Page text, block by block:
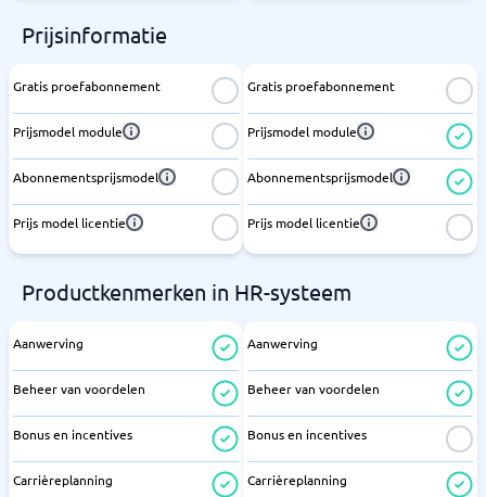
Prijsinformatie
Gratis proefabonnement
Prijsmodel module
Abonnementsprijsmodel
Prijs model licentie
Gratis proefabonnement
Prijsmodel module
Abonnementsprijsmodel
Prijs model licentie
Productkenmerken in HR-systeem
Aanwerving
Beheer van voordelen
Bonus en incentives
Carrièreplanning
Aanwerving
Beheer van voordelen
Bonus en incentives
Carrièreplanning